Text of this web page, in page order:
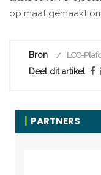
op maat gemaakt
Bron LCC-
Deel dit artikel
PARTNERS